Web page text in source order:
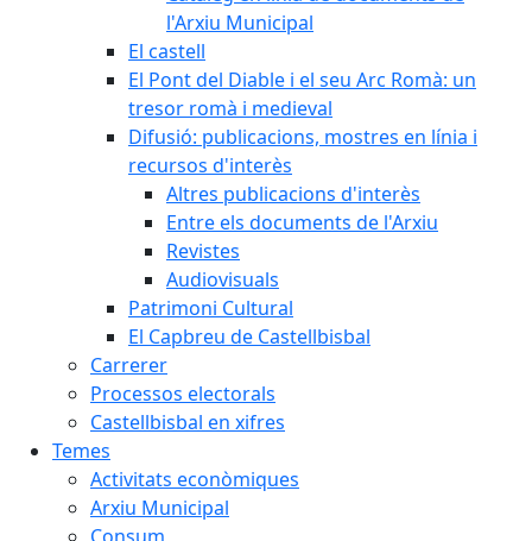
l'Arxiu Municipal
El castell
El Pont del Diable i el seu Arc Romà: un
tresor romà i medieval
Difusió: publicacions, mostres en línia i
recursos d'interès
Altres publicacions d'interès
Entre els documents de l'Arxiu
Revistes
Audiovisuals
Patrimoni Cultural
El Capbreu de Castellbisbal
Carrerer
Processos electorals
Castellbisbal en xifres
Temes
Activitats econòmiques
Arxiu Municipal